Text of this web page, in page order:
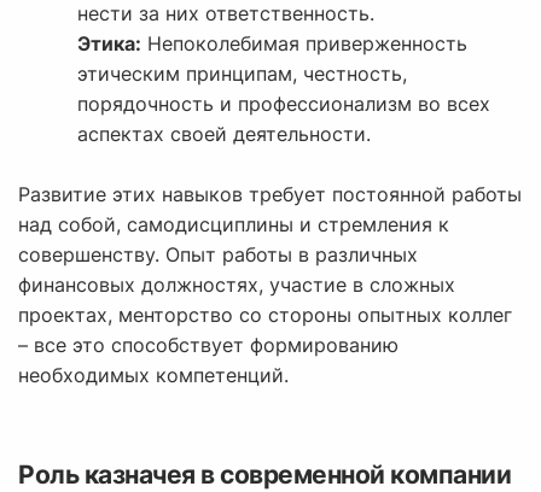
нести за них ответственность.
Этика: Непоколебимая приверженность
этическим принципам, честность,
порядочность и профессионализм во всех
аспектах своей деятельности.
Развитие этих навыков требует постоянной работы
над собой, самодисциплины и стремления к
совершенству. Опыт работы в различных
финансовых должностях, участие в сложных
проектах, менторство со стороны опытных коллег
– все это способствует формированию
необходимых компетенций.
Роль казначея в современной компании